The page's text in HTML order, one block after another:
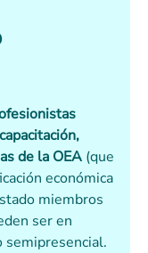
de la OEA (que
económica
miembros
ser en
semipresencial.